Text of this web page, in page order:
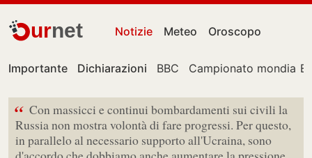
urnet Notizie Meteo Oroscopo
Importante Dichiarazioni BBC Campionato mondiale
“ Con massicci e continui bombardamenti sui civili la
Russia non mostra volontà di fare progressi. Per questo,
in parallelo al necessario supporto all'Ucraina, sono